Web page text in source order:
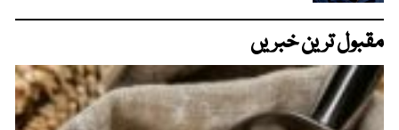
مقبول ترین خبریں